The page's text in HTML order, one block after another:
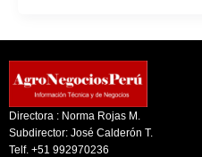
Directora : Norma Rojas M.
Subdirector: José Calderón T.
Telf. +51 992970236